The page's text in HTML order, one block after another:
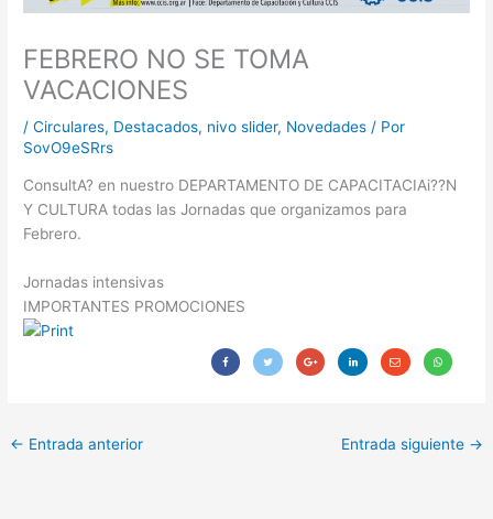
FEBRERO NO SE TOMA
VACACIONES
/Circulares, Destacados, nivo slider, Novedades / Por
SovO9eSRrs
ConsultA? en nuestro DEPARTAMENTO DE CAPACITACIAi??N
Y CULTURA todas las Jornadas que organizamos para
Febrero.
Jornadas intensivas
IMPORTANTES PROMOCIONES
← Entrada anterior Entrada siguiente →